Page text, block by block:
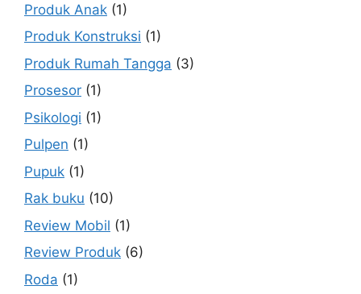
Produk Anak (1)
Produk Konstruksi (1)
Produk Rumah Tangga (3)
Prosesor (1)
Psikologi (1)
Pulpen (1)
Pupuk (1)
Rak buku (10)
Review Mobil (1)
Review Produk (6)
Roda (1)